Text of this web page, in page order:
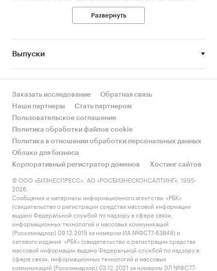
или нескольких разделов.
Интернет-торговля
Цифровая техника
Развернуть
Выпуски
Заказать исследование
Обратная связь
Наши партнеры
Стать партнером
Пользовательское соглашение
Политика обработки файлов cookie
Политика в отношении обработки персональных данных
Облако для бизнеса
Корпоративный регистратор доменов
Хостинг сайтов
© ООО «БИЗНЕСПРЕСС», АО «РОСБИЗНЕСКОНСАЛТИНГ», 1995-
2026.
Сообщения и материалы информационного агентства «РБК»
(свидетельство о регистрации средства массовой информации
выдано Федеральной службой по надзору в сфере связи,
информационных технологий и массовых коммуникаций
(Роскомнадзор) 09.12.2015 за номером ИА №ФС77-63848) и
сетевого издания «РБК» (свидетельство о регистрации средства
массовой информации выдано Федеральной службой по надзору в
сфере связи, информационных технологий и массовых
коммуникаций (Роскомнадзор) 03.12.2021 за номером ЭЛ №ФС77-